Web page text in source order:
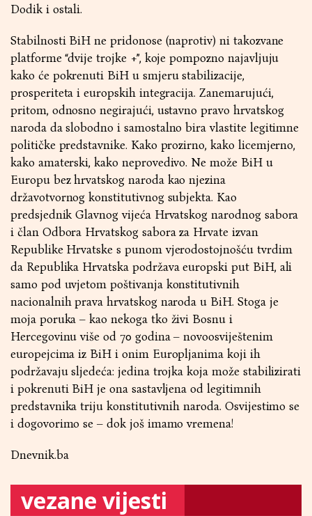
Dodik i ostali.
Stabilnosti BiH ne pridonose (naprotiv) ni takozvane
platforme “dvije trojke +”, koje pompozno najavljuju
kako će pokrenuti BiH u smjeru stabilizacije,
prosperiteta i europskih integracija. Zanemarujući,
pritom, odnosno negirajući, ustavno pravo hrvatskog
naroda da slobodno i samostalno bira vlastite legitimne
političke predstavnike. Kako prozirno, kako licemjerno,
kako amaterski, kako neprovedivo. Ne može BiH u
Europu bez hrvatskog naroda kao njezina
državotvornog konstitutivnog subjekta. Kao
predsjednik Glavnog vijeća Hrvatskog narodnog sabora
i član Odbora Hrvatskog sabora za Hrvate izvan
Republike Hrvatske s punom vjerodostojnošću tvrdim
da Republika Hrvatska podržava europski put BiH, ali
samo pod uvjetom poštivanja konstitutivnih
nacionalnih prava hrvatskog naroda u BiH. Stoga je
moja poruka – kao nekoga tko živi Bosnu i
Hercegovinu više od 70 godina – novoosviještenim
europejcima iz BiH i onim Europljanima koji ih
podržavaju sljedeća: jedina trojka koja može stabilizirati
i pokrenuti BiH je ona sastavljena od legitimnih
predstavnika triju konstitutivnih naroda. Osvijestimo se
i dogovorimo se – dok još imamo vremena!
Dnevnik.ba
vezane vijesti